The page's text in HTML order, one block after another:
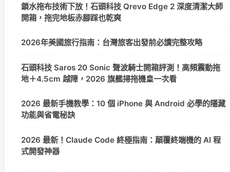
鎖水拖布技術下放！石頭科技 Qrevo Edge 2 深度清潔大師
開箱，拖完地板赤腳踩也乾爽
2026年美國旅行指南：台灣旅客出發前必讀完整攻略
石頭科技 Saros 20 Sonic 聲波騎士開箱評測！高頻震動拖
地＋4.5cm 越障，2026 旗艦掃拖機皇一次看
2026 最新手機教學：10 個 iPhone 與 Android 必學的隱藏
功能與省電秘訣
2026 最新！Claude Code 終極指南：顛覆終端機的 AI 程
式開發神器